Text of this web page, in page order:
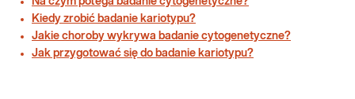
Kiedy zrobić badanie kariotypu?
Jakie choroby wykrywa badanie cytogenetyczne?
Jak przygotować się do badanie kariotypu?